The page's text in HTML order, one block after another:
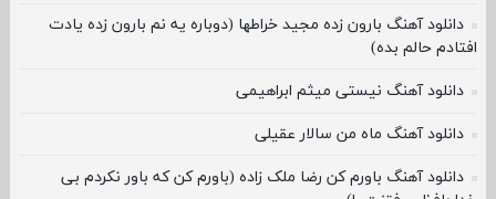
دانلود آهنگ بارون زده مجید خراطها (دوباره یه نم بارون زده یادت
افتادم حالم بده)
دانلود آهنگ نیستی میثم ابراهیمی
دانلود آهنگ ماه من سالار عقیلی
دانلود آهنگ باورم کن رضا ملک زاده (باورم کن که باور نکردم بی